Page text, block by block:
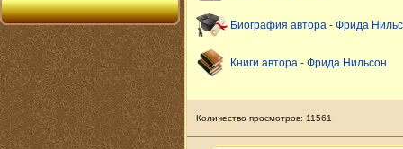
Биография автора - Фрида
Книги автора - Фрида Нильсон
Количество просмотров: 11561